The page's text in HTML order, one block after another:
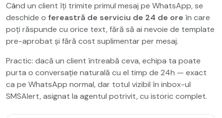
Când un client îți trimite primul mesaj pe WhatsApp, se
deschide o fereastră de serviciu de 24 de ore în care
poți răspunde cu orice text, fără să ai nevoie de template
pre-aprobat și fără cost suplimentar per mesaj.
Practic: dacă un client întreabă ceva, echipa ta poate
purta o conversație naturală cu el timp de 24h — exact
ca pe WhatsApp normal, dar totul vizibil în inbox-ul
SMSAlert, asignat la agentul potrivit, cu istoric complet.